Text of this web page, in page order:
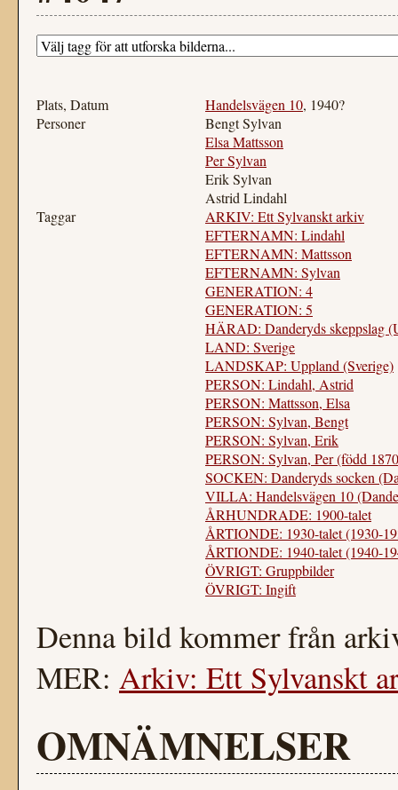
Plats, Datum Handelsvägen 10, 1940?
Personer
Bengt Sylvan
Elsa Mattsson
Per Sylvan
Erik Sylvan
Astrid Lindahl
Taggar
ARKIV: Ett Sylvanskt arkiv
EFTERNAMN: Lindahl
EFTERNAMN: Mattsson
EFTERNAMN: Sylvan
GENERATION: 4
GENERATION: 5
HÄRAD: Danderyds skeppslag
LAND: Sverige
LANDSKAP: Uppland (Sverige)
PERSON: Lindahl, Astrid
PERSON: Mattsson, Elsa
PERSON: Sylvan, Bengt
PERSON: Sylvan, Erik
PERSON: Sylvan, Per (född
SOCKEN: Danderyds socken
VILLA: Handelsvägen 10
ÅRHUNDRADE: 1900-talet
ÅRTIONDE: 1930-talet (1930-
ÅRTIONDE: 1940-talet (1940-
ÖVRIGT: Gruppbilder
ÖVRIGT: Ingift
Denna bild kommer från
MER: Arkiv: Ett Sylvanskt
OMNÄMNELSER